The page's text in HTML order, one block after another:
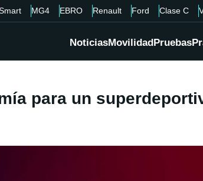
MG4 EBRO Renault Ford Clase C
NoticiasMovilidadPruebas
para un